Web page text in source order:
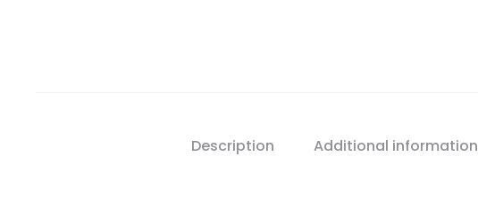
Description Additional information